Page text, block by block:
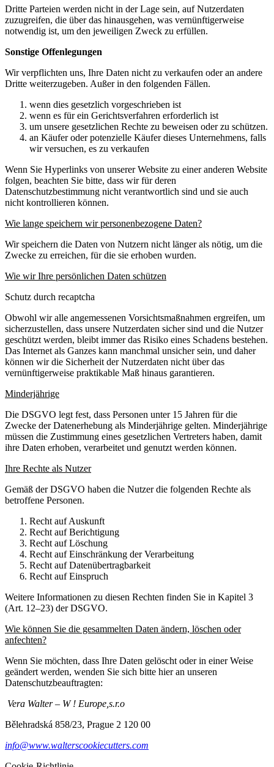
Dritte Parteien werden nicht in der Lage sein, auf Nutzerdaten
zuzugreifen, die über das hinausgehen, was vernünftigerweise
notwendig ist, um den jeweiligen Zweck zu erfüllen.
Sonstige Offenlegungen
Wir verpflichten uns, Ihre Daten nicht zu verkaufen oder an andere
Dritte weiterzugeben. Außer in den folgenden Fällen.
wenn dies gesetzlich vorgeschrieben ist
wenn es für ein Gerichtsverfahren erforderlich ist
um unsere gesetzlichen Rechte zu beweisen oder zu schützen.
an Käufer oder potenzielle Käufer dieses Unternehmens, falls
wir versuchen, es zu verkaufen
Wenn Sie Hyperlinks von unserer Website zu einer anderen Website
folgen, beachten Sie bitte, dass wir für deren
Datenschutzbestimmung nicht verantwortlich sind und sie auch
nicht kontrollieren können.
Wie lange speichern wir personenbezogene Daten?
Wir speichern die Daten von Nutzern nicht länger als nötig, um die
Zwecke zu erreichen, für die sie erhoben wurden.
Wie wir Ihre persönlichen Daten schützen
Schutz durch recaptcha
Obwohl wir alle angemessenen Vorsichtsmaßnahmen ergreifen, um
sicherzustellen, dass unsere Nutzerdaten sicher sind und die Nutzer
geschützt werden, bleibt immer das Risiko eines Schadens bestehen.
Das Internet als Ganzes kann manchmal unsicher sein, und daher
können wir die Sicherheit der Nutzerdaten nicht über das
vernünftigerweise praktikable Maß hinaus garantieren.
Minderjährige
Die DSGVO legt fest, dass Personen unter 15 Jahren für die
Zwecke der Datenerhebung als Minderjährige gelten. Minderjährige
müssen die Zustimmung eines gesetzlichen Vertreters haben, damit
ihre Daten erhoben, verarbeitet und genutzt werden können.
Ihre Rechte als Nutzer
Gemäß der DSGVO haben die Nutzer die folgenden Rechte als
betroffene Personen.
Recht auf Auskunft
Recht auf Berichtigung
Recht auf Löschung
Recht auf Einschränkung der Verarbeitung
Recht auf Datenübertragbarkeit
Recht auf Einspruch
Weitere Informationen zu diesen Rechten finden Sie in Kapitel 3
(Art. 12–23) der DSGVO.
Wie können Sie die gesammelten Daten ändern, löschen oder
anfechten?
Wenn Sie möchten, dass Ihre Daten gelöscht oder in einer Weise
geändert werden, wenden Sie sich bitte hier an unseren
Datenschutzbeauftragten:
Vera Walter – W ! Europe,s.r.o
Bělehradská 858/23, Prague 2 120 00
info@www.walterscookiecutters.com